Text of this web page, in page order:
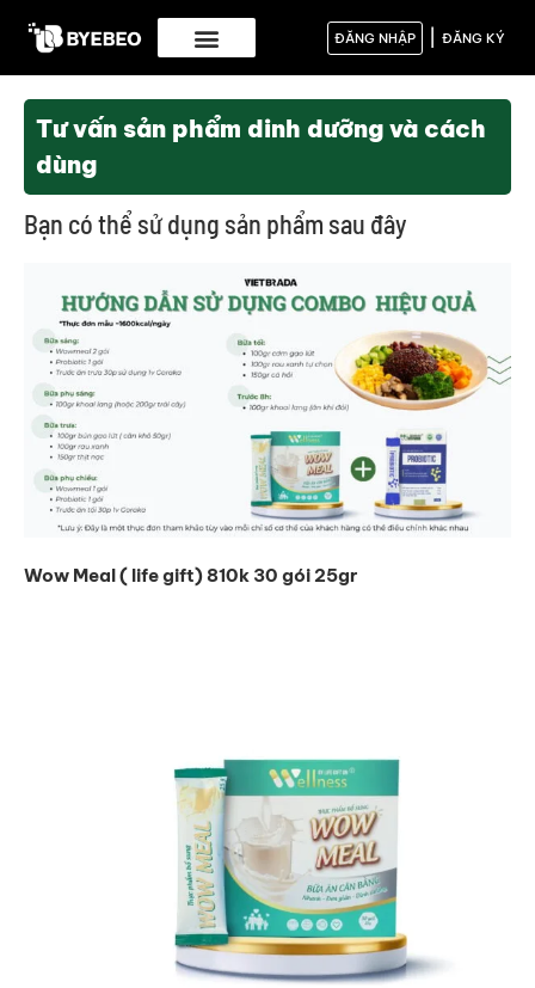
ĐĂNG NHẬP ĐĂNG KÝ
Tư vấn sản phẩm dinh dưỡng và cách
dùng
Bạn có thể sử dụng sản phẩm sau đây
Wow Meal ( life gift) 810k 30 gói 25gr